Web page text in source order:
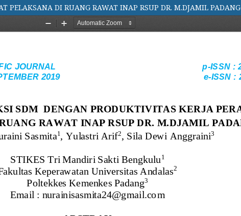
PELAKSANA DI RUANG RAWAT INAP RSUP DR. M.DJAMIL PADANG